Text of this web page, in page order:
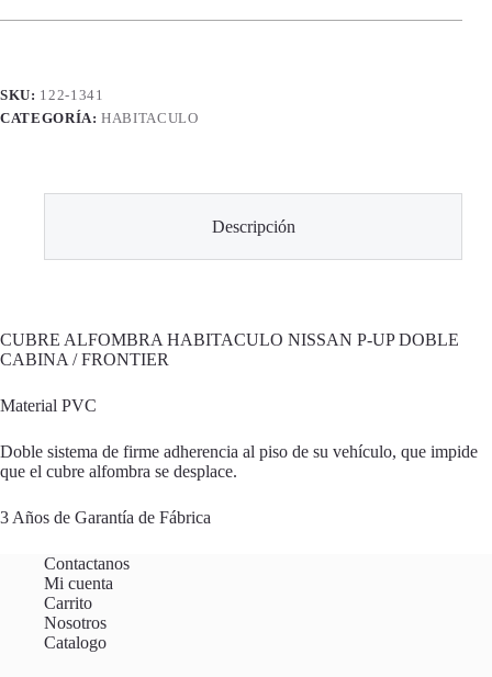
SKU: 122-1341
CATEGORÍA:HABITACULO
Descripción
CUBRE ALFOMBRA HABITACULO NISSAN P-UP DOBLE
CABINA / FRONTIER
Material PVC
Doble sistema de firme adherencia al piso de su vehículo, que impide
que el cubre alfombra se desplace.
3 Años de Garantía de Fábrica
Contactanos
Mi cuenta
Carrito
Nosotros
Catalogo